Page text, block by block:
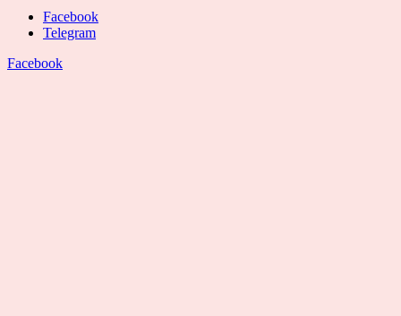
Facebook
Telegram
Facebook